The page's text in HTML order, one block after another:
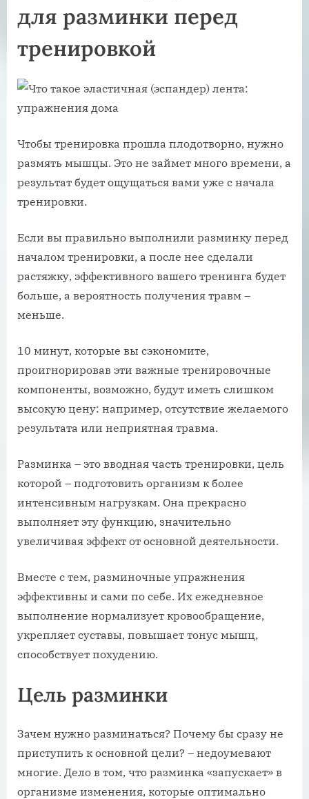
для разминки перед
тренировкой
Чтобы тренировка прошла плодотворно, нужно
размять мышцы. Это не займет много времени, а
результат будет ощущаться вами уже с начала
тренировки.
Если вы правильно выполнили разминку перед
началом тренировки, а после нее сделали
растяжку, эффективного вашего тренинга будет
больше, а вероятность получения травм –
меньше.
10 минут, которые вы сэкономите,
проигнорировав эти важные тренировочные
компоненты, возможно, будут иметь слишком
высокую цену: например, отсутствие желаемого
результата или неприятная травма.
Разминка – это вводная часть тренировки, цель
которой – подготовить организм к более
интенсивным нагрузкам. Она прекрасно
выполняет эту функцию, значительно
увеличивая эффект от основной деятельности.
Вместе с тем, разминочные упражнения
эффективны и сами по себе. Их ежедневное
выполнение нормализует кровообращение,
укрепляет суставы, повышает тонус мышц,
способствует похудению.
Цель разминки
Зачем нужно разминаться? Почему бы сразу не
приступить к основной цели? – недоумевают
многие. Дело в том, что разминка «запускает» в
организме изменения, которые оптимально